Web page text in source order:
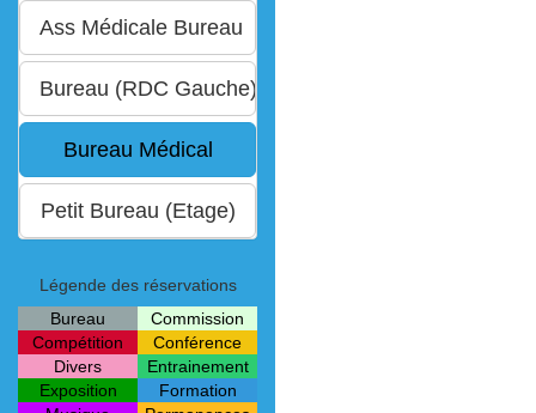
Légende des réservations
Bureau
Commission
Compétition
Conférence
Divers
Entrainement
Exposition
Formation